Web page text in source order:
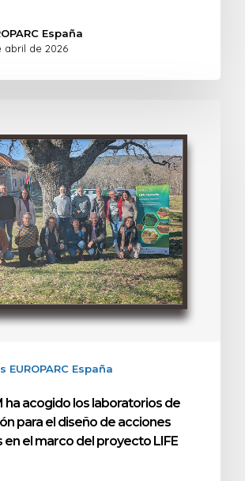
España
abril de 2026
España
ha acogido los laboratorios de
para el diseño de acciones
el marco del proyecto LIFE